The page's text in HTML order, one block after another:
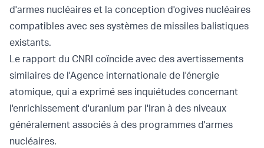
d'armes nucléaires et la conception d'ogives nucléaires
compatibles avec ses systèmes de missiles balistiques
existants.
Le rapport du CNRI coïncide avec des avertissements
similaires de l'Agence internationale de l'énergie
atomique, qui a exprimé ses inquiétudes concernant
l'enrichissement d'uranium par l'Iran à des niveaux
généralement associés à des programmes d'armes
nucléaires.